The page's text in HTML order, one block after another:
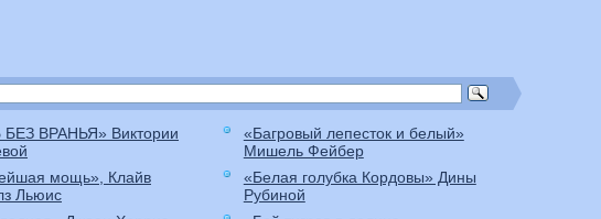
ВРАНЬЯ» Виктории
мощь», Клайв
Льюис
«Багровый лепесток и белый»
Мишель Фейбер
«Белая голубка Кордовы» Дины
Рубиной